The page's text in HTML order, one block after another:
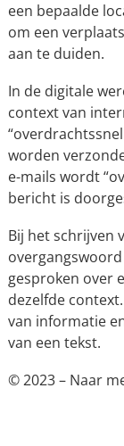
een bepaalde
om een
aan te duiden.
In de digitale
context van
worden
e-mails wordt
bericht is
Bij het schrijven
gesproken over
dezelfde
van informatie
van een tekst.
© 2023 – Naar